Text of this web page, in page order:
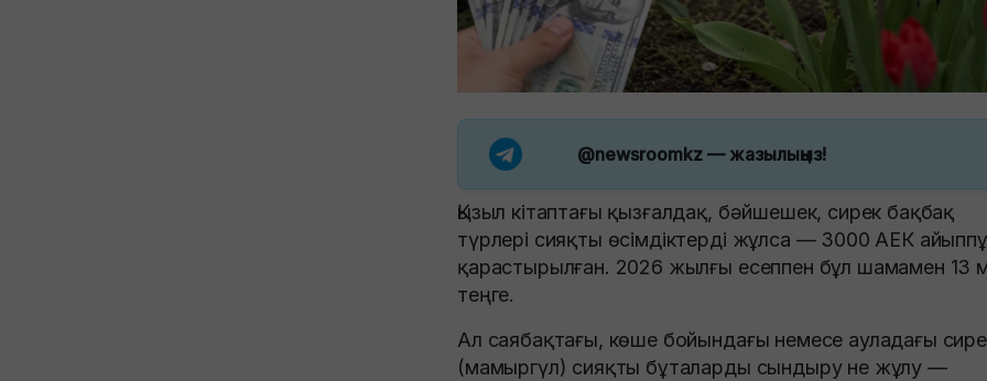
@newsroomkz— жазылыңыз!
Қызыл кітаптағы қызғалдақ, бәйшешек, сирек бақбақ
түрлері сияқты өсімдіктерді жұлса — 3000 АЕК
қарастырылған. 2026 жылғы есеппен бұл шамамен 13
теңге.
Ал саябақтағы, көше бойындағы немесе ауладағы
(мамыргүл) сияқты бұталарды сындыру не жұлу —